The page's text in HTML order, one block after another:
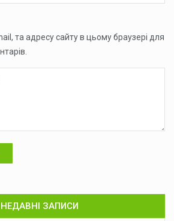
та адресу сайту в цьому браузері для
НЕДАВНІ ЗАПИСИ